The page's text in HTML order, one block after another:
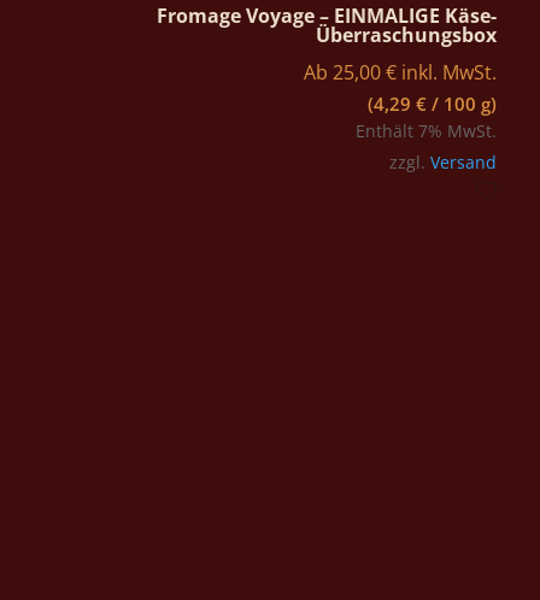
Fromage Voyage – EINMALIGE Käse-
Überraschungsbox
Ab 25,00€ inkl. MwSt.
(4,29 € / 100 g)
Enthält 7% MwSt.
zzgl. Versand